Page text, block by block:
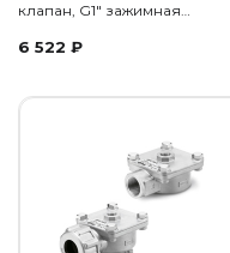
клапан, G1" зажимная…
6 522 ₽